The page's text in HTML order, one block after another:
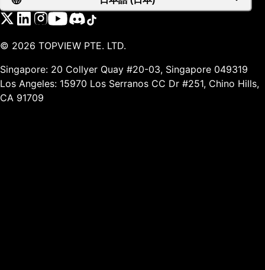
© 2026 TOPVIEW PTE. LTD.
Singapore: 20 Collyer Quay #20-03, Singapore 049319
Los Angeles: 15970 Los Serranos CC Dr #251, Chino Hills,
CA 91709